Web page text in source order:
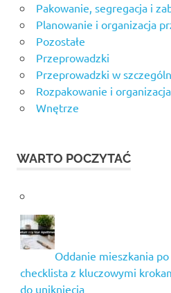
Pakowanie, segregacja i
Planowanie i organizacja
Pozostałe
Przeprowadzki
Przeprowadzki w
Rozpakowanie i
Wnętrze
WARTO POCZYTAĆ
Oddanie mieszkania
checklista z kluczowymi
do uniknięcia